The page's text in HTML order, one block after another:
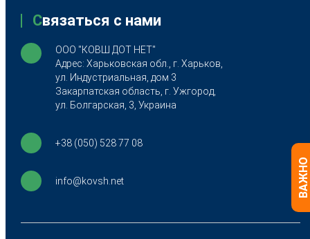
Связаться с нами
ООО "КОВШ ДОТ НЕТ"
Адрес: Харьковская обл., г. Харьков,
ул. Индустриальная, дом 3
Закарпатская область, г. Ужгород,
ул. Болгарская, 3, Украина
+38 (050) 528 77 08
info@kovsh.net ВАЖНО